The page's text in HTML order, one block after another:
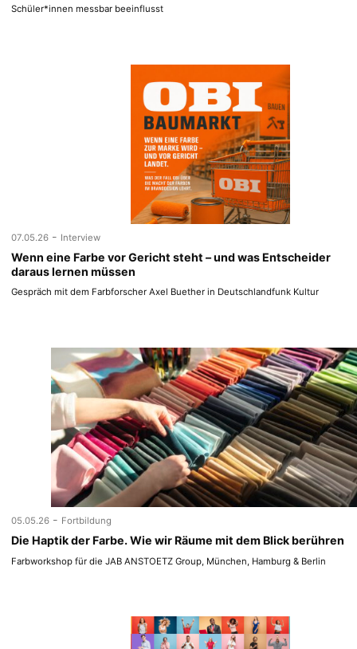
Schüler*innen messbar beeinflusst
07.05.26 - Interview
Wenn eine Farbe vor Gericht steht – und was Entscheider
daraus lernen müssen
Gespräch mit dem Farbforscher Axel Buether in Deutschlandfunk Kultur
05.05.26 - Fortbildung
Die Haptik der Farbe. Wie wir Räume mit dem Blick berühren
Farbworkshop für die JAB ANSTOETZ Group, München, Hamburg & Berlin